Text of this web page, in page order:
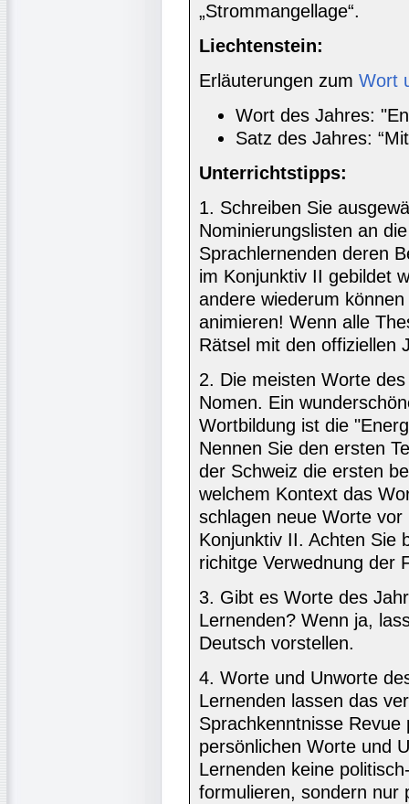
„Strommangellage“.
Liechtenstein:
Erläuterungen zum Wort
Wort des Jahres:
Satz des Jahres:
Unterrichtstipps:
1. Schreiben Sie
Nominierungslisten an
Sprachlernenden deren
im Konjunktiv II gebildet
andere wiederum
animieren! Wenn alle
Rätsel mit den offiziellen
2. Die meisten Worte
Nomen. Ein
Wortbildung ist die
Nennen Sie den ersten
der Schweiz die ersten
welchem Kontext das
schlagen neue Worte
Konjunktiv II. Achten Sie
richitge Verwednung der
3. Gibt es Worte des
Lernenden? Wenn ja,
Deutsch vorstellen.
4. Worte und Unworte
Lernenden lassen das
Sprachkenntnisse
persönlichen Worte und
Lernenden keine
formulieren, sondern nur